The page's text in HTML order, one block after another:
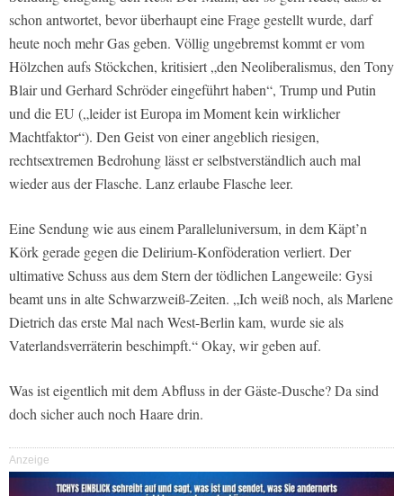
schon antwortet, bevor überhaupt eine Frage gestellt wurde, darf
heute noch mehr Gas geben. Völlig ungebremst kommt er vom
Hölzchen aufs Stöckchen, kritisiert „den Neoliberalismus, den Tony
Blair und Gerhard Schröder eingeführt haben“, Trump und Putin
und die EU („leider ist Europa im Moment kein wirklicher
Machtfaktor“). Den Geist von einer angeblich riesigen,
rechtsextremen Bedrohung lässt er selbstverständlich auch mal
wieder aus der Flasche. Lanz erlaube Flasche leer.
Eine Sendung wie aus einem Paralleluniversum, in dem Käpt’n
Körk gerade gegen die Delirium-Konföderation verliert. Der
ultimative Schuss aus dem Stern der tödlichen Langeweile: Gysi
beamt uns in alte Schwarzweiß-Zeiten. „Ich weiß noch, als Marlene
Dietrich das erste Mal nach West-Berlin kam, wurde sie als
Vaterlandsverräterin beschimpft.“ Okay, wir geben auf.
Was ist eigentlich mit dem Abfluss in der Gäste-Dusche? Da sind
doch sicher auch noch Haare drin.
Anzeige